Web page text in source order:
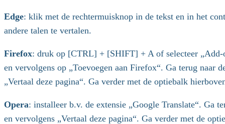
Edge: klik met de rechtermuisknop in de tekst en in het
andere talen te vertalen.
Firefox: druk op [CTRL] + [SHIFT] + A of selecteer „Add-
en vervolgens op „Toevoegen aan Firefox“. Ga terug naar
„Vertaal deze pagina“. Ga verder met de optiebalk
Opera: installeer b.v. de extensie „Google Translate“. Ga
en vervolgens „Vertaal deze pagina“. Ga verder met de